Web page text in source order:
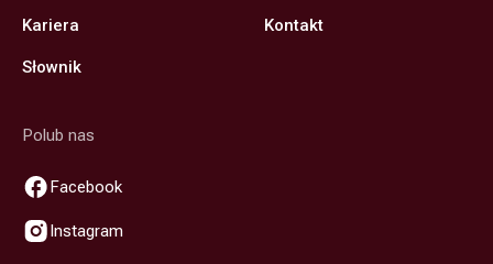
Kariera
Słownik
Kontakt
Polub nas
Facebook
Instagram